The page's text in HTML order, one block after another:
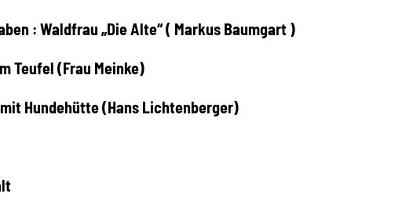
: Waldfrau „Die Alte“ ( Markus Baumgart )
Teufel (Frau Meinke)
Hundehütte (Hans Lichtenberger)